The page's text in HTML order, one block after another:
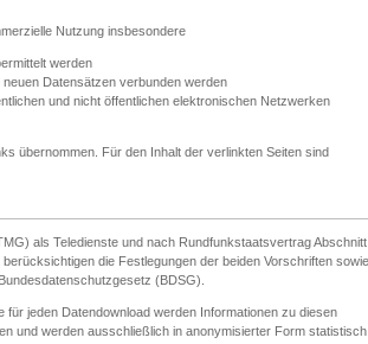
Nutzung insbesondere
werden
Datensätzen verbunden werden
und nicht öffentlichen elektronischen Netzwerken
übernommen. Für den Inhalt der verlinkten Seiten sind
als Teledienste und nach Rundfunkstaatsvertrag Abschnitt
die Festlegungen der beiden Vorschriften sowie
(BDSG).
jeden Datendownload werden Informationen zu diesen
und werden ausschließlich in anonymisierter Form statistisch